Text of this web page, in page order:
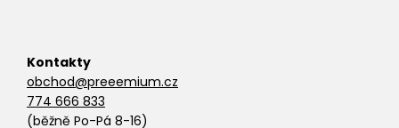
Kontakty
obchod@preeemium.cz
774 666 833
(běžně Po-Pá 8-16)